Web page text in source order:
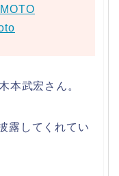
本武宏さん。
露してくれてい